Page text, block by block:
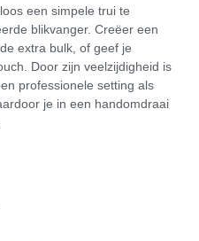
een simpele trui te
blikvanger. Creëer een
extra bulk, of geef je
Door zijn veelzijdigheid is
professionele setting als
je in een handomdraai